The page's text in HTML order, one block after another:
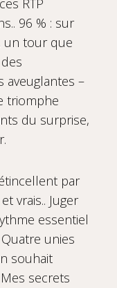
RTP
96 % : sur
un tour que
aveuglantes –
triomphe
du surprise,
par
vrais.. Juger
essentiel
Quatre unies
souhait
secrets